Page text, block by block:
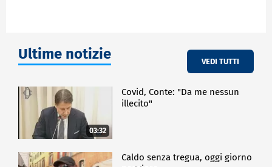
Ultime notizie VEDI TUTTI
03:32
Covid, Conte: "Da me nessun
illecito"
Caldo senza tregua, oggi giorno